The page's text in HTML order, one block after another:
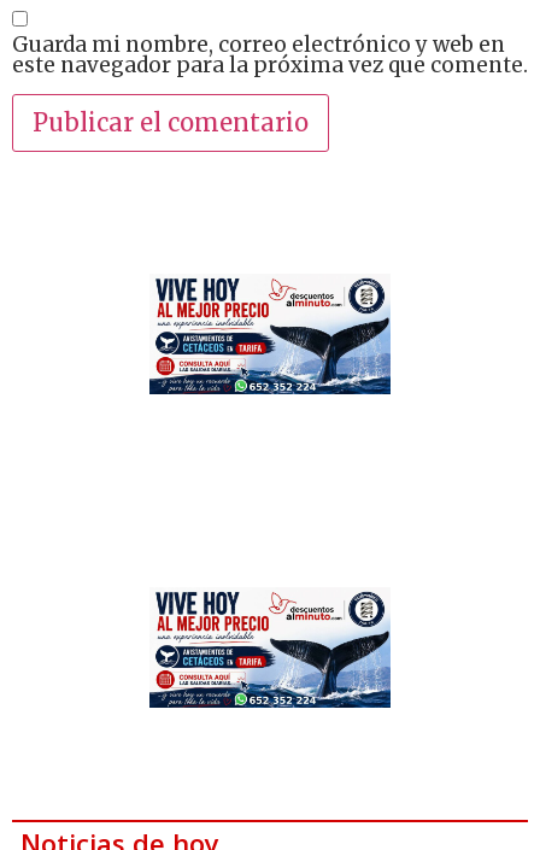
Guarda mi nombre, correo electrónico y web en
este navegador para la próxima vez que comente.